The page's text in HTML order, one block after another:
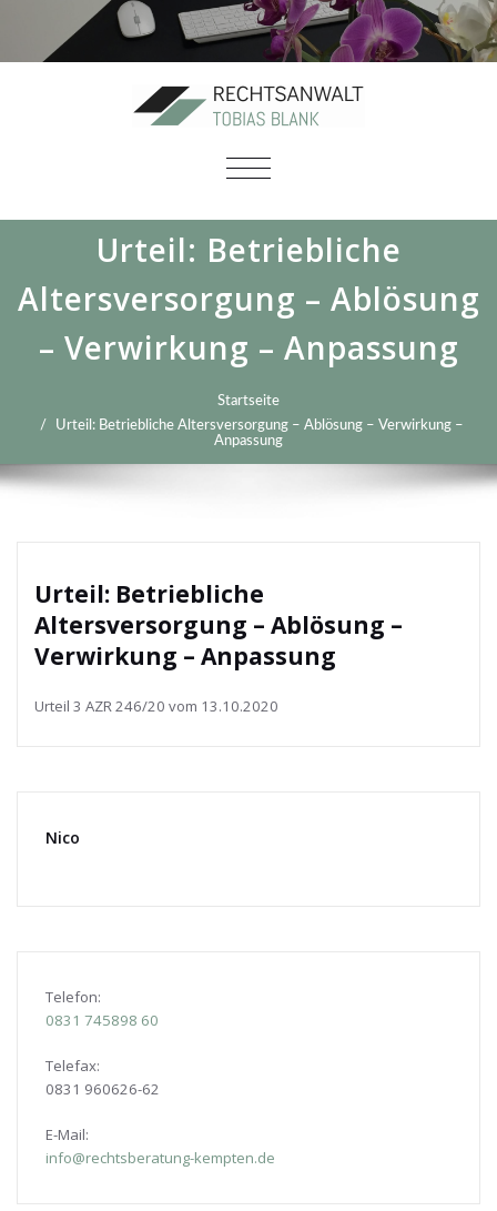
SCHALTE
Urteil: Betriebliche
Altersversorgung – Ablösung
– Verwirkung – Anpassung
Startseite
Urteil: Betriebliche Altersversorgung – Ablösung – Verwirkung –
Anpassung
Urteil: Betriebliche
Altersversorgung – Ablösung –
Verwirkung – Anpassung
Urteil 3 AZR 246/20 vom 13.10.2020
Nico
Telefon:
0831 745898 60
Telefax:
0831 960626-62
E-Mail:
info@rechtsberatung-kempten.de